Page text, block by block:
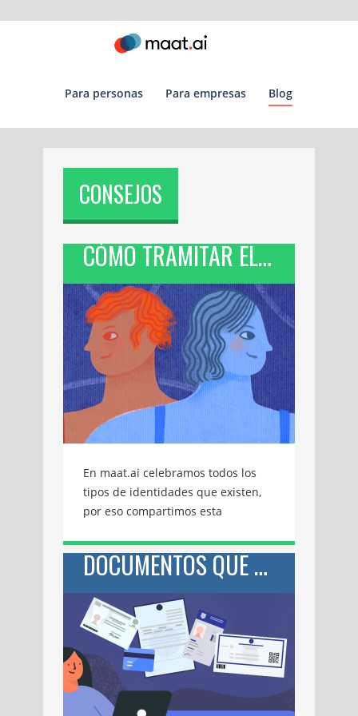
para personas para empresas blog
CONSEJOS
CÓMO TRAMITAR EL CAMBIO DE IDENTIDAD DE GÉNERO EN LA CDMX
En maat.ai celebramos todos los
tipos de identidades que existen,
por eso compartimos esta
cambio de identidad de género…
Este 27 de junio se celebra el Día
A la hora de solicitar cambios en
documentos oficiales, esta
comunidad podría enfrentar un
sinfín de complicaciones. Por esa
razón y para celebrar su día,
hemos reunido información útil
DOCUMENTOS QUE PUEDES TRAMITAR EN LÍNEA ESTA CUARENTENA